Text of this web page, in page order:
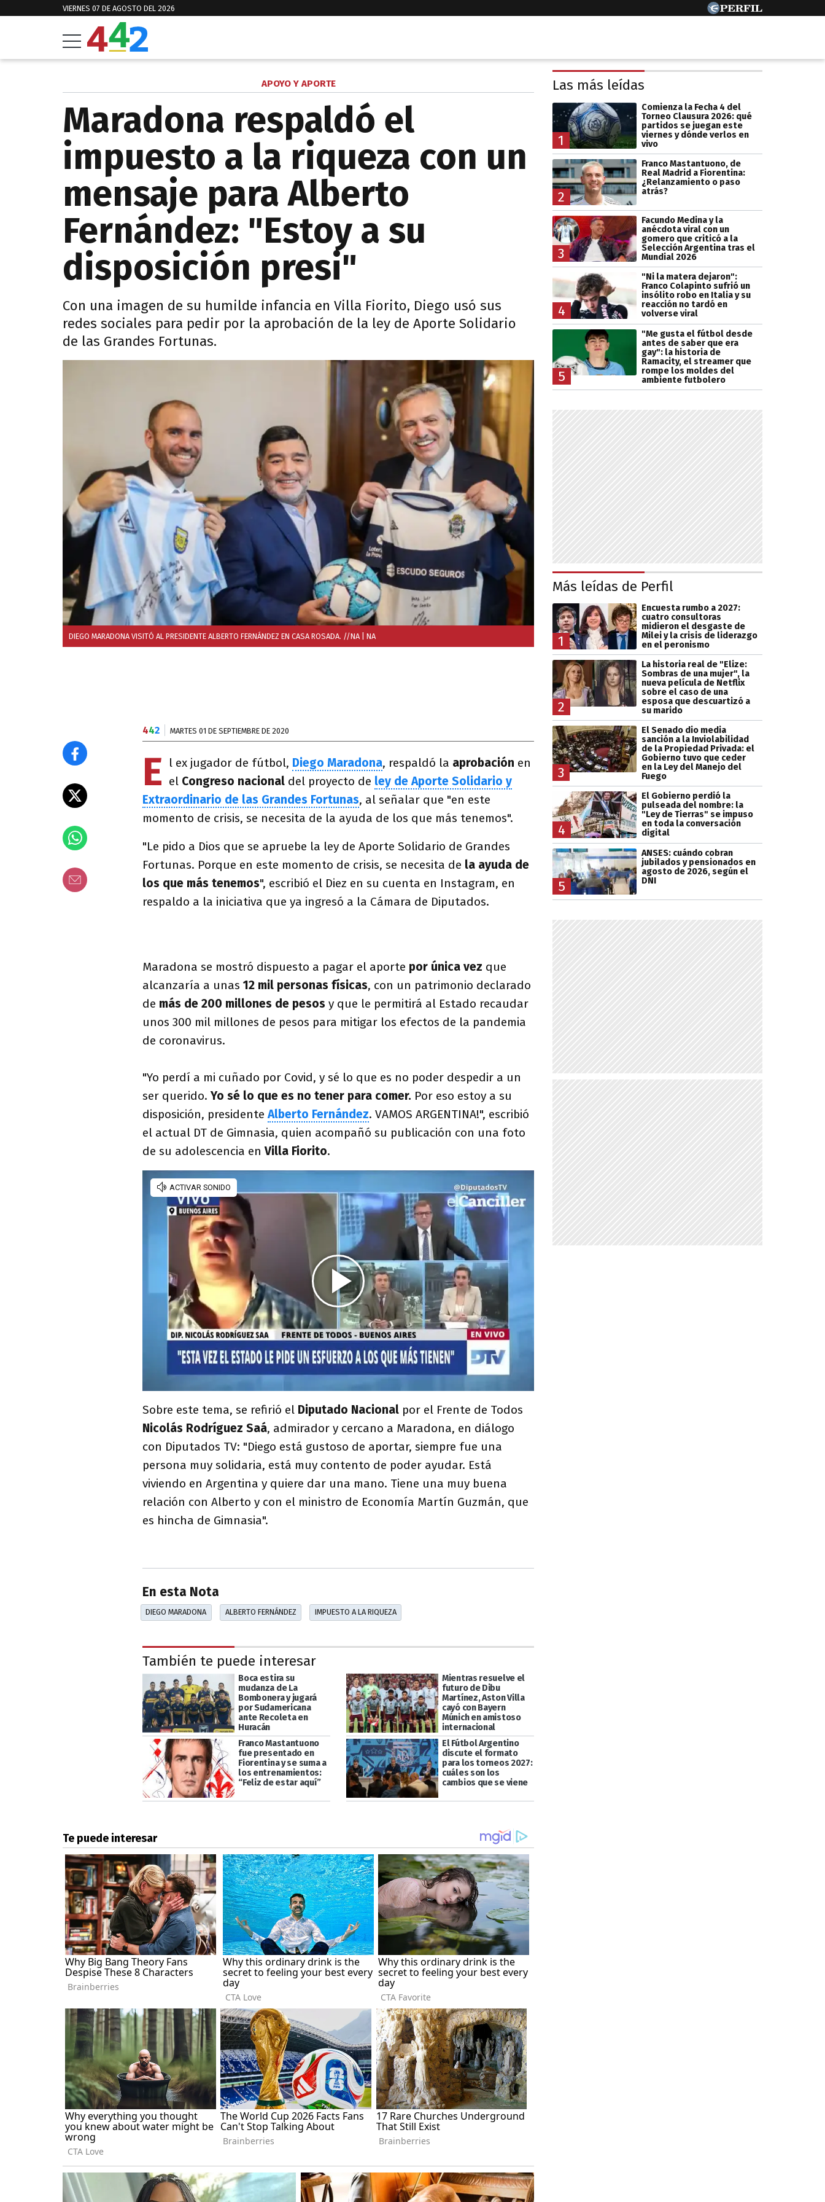
VIERNES 07 DE AGOSTO DEL 2026
APOYO Y APORTE
Maradona respaldó el
impuesto a la riqueza con un
mensaje para Alberto
Fernández: "Estoy a su
disposición presi"
Con una imagen de su humilde infancia en Villa Fiorito, Diego usó sus
redes sociales para pedir por la aprobación de la ley de Aporte Solidario
de las Grandes Fortunas.
DIEGO MARADONA VISITÓ AL PRESIDENTE ALBERTO FERNÁNDEZ EN CASA ROSADA. //NA | NA
442 MARTES 01 DE SEPTIEMBRE DE 2020
E l ex jugador de fútbol, Diego Maradona, respaldó la aprobación en
el Congreso nacional del proyecto de ley de Aporte Solidario y
Extraordinario de las Grandes Fortunas, al señalar que "en este
momento de crisis, se necesita de la ayuda de los que más tenemos".
"Le pido a Dios que se apruebe la ley de Aporte Solidario de Grandes
Fortunas. Porque en este momento de crisis, se necesita de la ayuda de
los que más tenemos", escribió el Diez en su cuenta en Instagram, en
respaldo a la iniciativa que ya ingresó a la Cámara de Diputados.
Maradona se mostró dispuesto a pagar el aporte por única vez que
alcanzaría a unas 12 mil personas físicas, con un patrimonio declarado
de más de 200 millones de pesos y que le permitirá al Estado recaudar
unos 300 mil millones de pesos para mitigar los efectos de la pandemia
de coronavirus.
"Yo perdí a mi cuñado por Covid, y sé lo que es no poder despedir a un
ser querido. Yo sé lo que es no tener para comer. Por eso estoy a su
disposición, presidenteAlberto Fernández. VAMOS ARGENTINA!", escribió
el actual DT de Gimnasia, quien acompañó su publicación con una foto
de su adolescencia enVilla Fiorito.
Sobre este tema, se refirió el Diputado Nacional por el Frente de Todos
Nicolás Rodríguez Saá, admirador y cercano a Maradona, en diálogo
con Diputados TV: "Diego está gustoso de aportar, siempre fue una
persona muy solidaria, está muy contento de poder ayudar. Está
viviendo en Argentina y quiere dar una mano. Tiene una muy buena
relación con Alberto y con el ministro de Economía Martín Guzmán, que
es hincha de Gimnasia".
En esta Nota
DIEGO MARADONA ALBERTO FERNÁNDEZ IMPUESTO A LA RIQUEZA
También te puede interesar
Boca estira su
mudanza de La
Bombonera y jugará
por Sudamericana
ante Recoleta en
Huracán
Mientras resuelve el
futuro de Dibu
Martínez, Aston Villa
cayó con Bayern
Múnich en amistoso
internacional
Franco Mastantuono
fue presentado en
Fiorentina y se suma a
los entrenamientos:
“Feliz de estar aquí”
El Fútbol Argentino
discute el formato
para los torneos 2027:
cuáles son los
cambios que se viene
Las más leídas
1
Comienza la Fecha 4 del
Torneo Clausura 2026: qué
partidos se juegan este
viernes y dónde verlos en
vivo
2
Franco Mastantuono, de
Real Madrid a Fiorentina:
¿Relanzamiento o paso
atrás?
3
Facundo Medina y la
anécdota viral con un
gomero que criticó a la
Selección Argentina tras el
Mundial 2026
4
"Ni la matera dejaron":
Franco Colapinto sufrió un
insólito robo en Italia y su
reacción no tardó en
volverse viral
5
"Me gusta el fútbol desde
antes de saber que era
gay": la historia de
Ramacity, el streamer que
rompe los moldes del
ambiente futbolero
Más leídas de Perfil
1
Encuesta rumbo a 2027:
cuatro consultoras
midieron el desgaste de
Milei y la crisis de liderazgo
en el peronismo
2
La historia real de "Elize:
Sombras de una mujer", la
nueva película de Netflix
sobre el caso de una
esposa que descuartizó a
su marido
3
El Senado dio media
sanción a la Inviolabilidad
de la Propiedad Privada: el
Gobierno tuvo que ceder
en la Ley del Manejo del
Fuego
4
El Gobierno perdió la
pulseada del nombre: la
"Ley de Tierras" se impuso
en toda la conversación
digital
5
ANSES: cuándo cobran
jubilados y pensionados en
agosto de 2026, según el
DNI